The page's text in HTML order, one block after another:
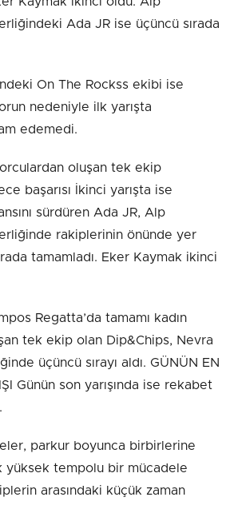
Ada JR ise üçüncü sırada
On The Rockss ekibi ise
nedeniyle ilk yarışta
edemedi.
oluşan tek ekip
başarısı İkinci yarışta ise
sürdüren Ada JR, Alp
rakiplerinin önünde yer
tamamladı. Eker Kaymak ikinci
Regatta’da tamamı kadın
tek ekip olan Dip&Chips, Nevra
üçüncü sırayı aldı. GÜNÜN EN
Günün son yarışında ise rekabet
parkur boyunca birbirlerine
yüksek tempolu bir mücadele
arasındaki küçük zaman